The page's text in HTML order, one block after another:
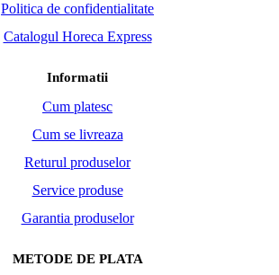
Politica de confidentialitate
Catalogul Horeca Express
Informatii
Cum platesc
Cum se livreaza
Returul produselor
Service produse
Garantia produselor
METODE DE PLATA